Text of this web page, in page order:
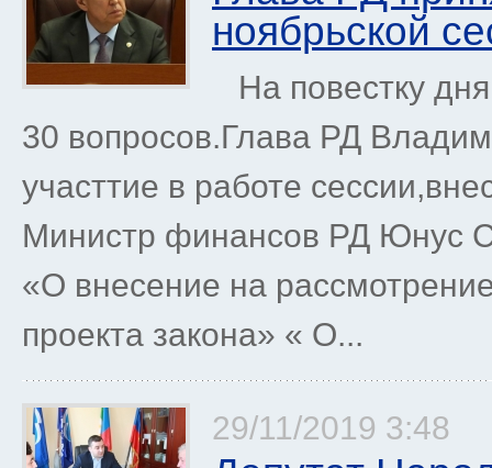
ноябрьской
На повестку
30 вопросов.Глава РД
участтие в работе
Министр финансов РД Юнус
«О внесение на
проекта закона» « О...
29/11/2019 3:48